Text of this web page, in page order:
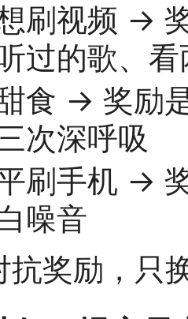
刷视频 →
过的歌、
食 → 奖励
次深呼吸
刷手机 →
噪音
抗奖励，只